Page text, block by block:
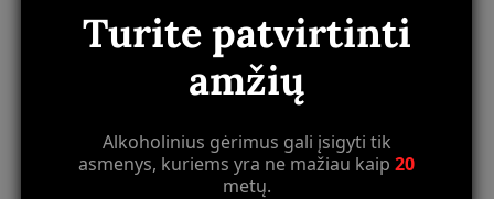
statė maurų vergai
Komentarų: 0
Ispanijoje
11 liepos, 2026 Komentarų: 0
Read More »
Turite patvirtinti
amžių
Alkoholinius gėrimus gali įsigyti tik
asmenys, kuriems yra ne mažiau kaip20
metų.